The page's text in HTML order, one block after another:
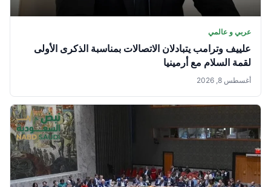
عربي و عالمي
علييف وترامب يتبادلان الاتصالات بمناسبة الذكرى الأولى
لقمة السلام مع أرمينيا
أغسطس 8, 2026